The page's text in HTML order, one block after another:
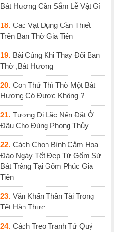
Bát Hương Cần Sắm Lễ Vật Gì
18. Các Vật Dụng Cần Thiết
Trên Ban Thờ Gia Tiên
19. Bài Cúng Khi Thay Đổi Ban
Thờ ,Bát Hương
20. Con Thứ Thì Thờ Một Bát
Hương Có Được Không ?
21. Tượng Di Lặc Nên Đặt Ở
Đâu Cho Đúng Phong Thủy
22. Cách Chọn Bình Cắm Hoa
Đào Ngày Tết Đẹp Từ Gốm Sứ
Bát Tràng Tại Gốm Phúc Gia
Tiên
23. Văn Khấn Thần Tài Trong
Tết Hàn Thực
24. Cách Treo Tranh Tứ Quý